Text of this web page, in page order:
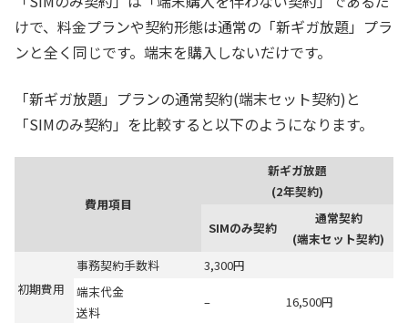
けで、料金プランや契約形態は通常の「新ギガ放題」プラ
ンと全く同じです。端末を購入しないだけです。
「新ギガ放題」プランの通常契約(端末セット契約)と
「SIMのみ契約」を比較すると以下のようになります。
費用項目
新ギガ放題
(2年契約)
SIMのみ契約
通常契約
(端末セット契約)
初期費用
事務契約手数料
3,300円
端末代金
送料
– 16,500円